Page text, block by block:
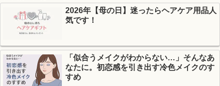
2026年【母の日】迷ったらヘアケア用品人
気です！
「似合うメイクがわからない…」そんなあ
なたに。初恋感を引き出す冷色メイクのす
すめ